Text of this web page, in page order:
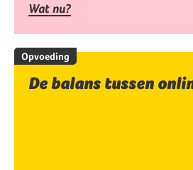
Wat nu?
Opvoeding
De balans tussen